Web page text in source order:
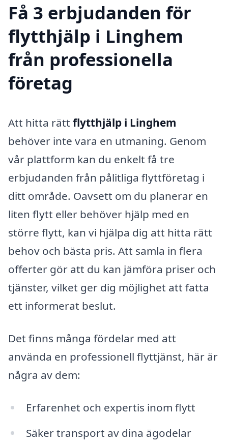
Få 3 erbjudanden för
flytthjälp i Linghem
från professionella
företag
Att hitta rätt flytthjälp i Linghem
behöver inte vara en utmaning. Genom
vår plattform kan du enkelt få tre
erbjudanden från pålitliga flyttföretag i
ditt område. Oavsett om du planerar en
liten flytt eller behöver hjälp med en
större flytt, kan vi hjälpa dig att hitta rätt
behov och bästa pris. Att samla in flera
offerter gör att du kan jämföra priser och
tjänster, vilket ger dig möjlighet att fatta
ett informerat beslut.
Det finns många fördelar med att
använda en professionell flyttjänst, här är
några av dem:
Erfarenhet och expertis inom flytt
Säker transport av dina ägodelar